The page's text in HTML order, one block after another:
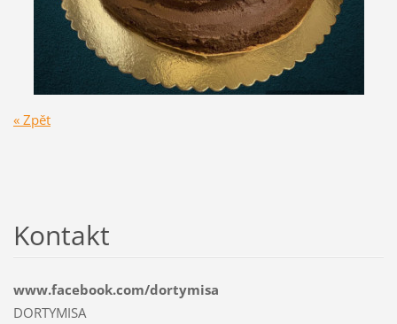
« Zpět
Kontakt
www.facebook.com/dortymisa
DORTYMISA